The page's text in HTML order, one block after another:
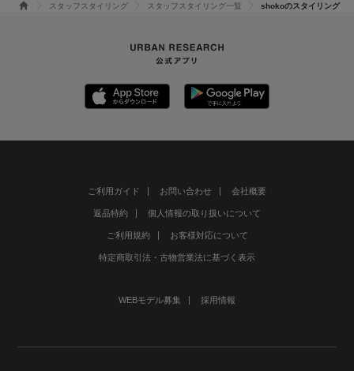
スタッフスタイリング スタッフスタイリング一覧 shokoのスタイリング
ご利用ガイド お問い合わせ 会社概要
返品特約 個人情報の取り扱いについて
ご利用規約 お客様対応について
特定商取引法・古物営業法に基づく表示
WEBモデル募集 採用情報